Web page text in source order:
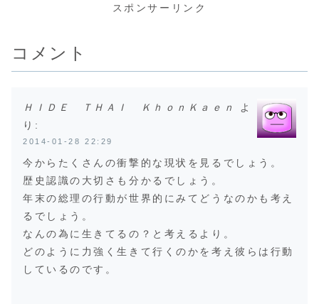
駅のゆいレールの
奥武山公園駅から
分...
楽も大きくなる
と、私のテンショ
見えないけど、こ
の旅先での朝の時
スポンサーリンク
コメント
ＨＩＤＥ ＴＨＡＩ ＫｈｏｎＫａｅｎ
よ
り:
2014-01-28 22:29
今からたくさんの衝撃的な現状を見るでしょう。
歴史認識の大切さも分かるでしょう。
年末の総理の行動が世界的にみてどうなのかも考え
るでしょう。
なんの為に生きてるの？と考えるより。
どのように力強く生きて行くのかを考え彼らは行動
しているのです。